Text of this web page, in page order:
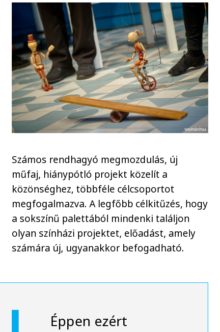
Számos rendhagyó megmozdulás, új
műfaj, hiánypótló projekt közelít a
közönséghez, többféle célcsoportot
megfogalmazva. A legfőbb célkitűzés, hogy
a sokszínű palettából mindenki találjon
olyan színházi projektet, előadást, amely
számára új, ugyanakkor befogadható.
Éppen ezért